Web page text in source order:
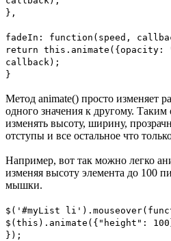
},
fadeIn: function(speed,
return this.animate({opacity:
callback);
}
Метод animate() просто изменяет
одного значения к другому.
изменять высоту, ширину,
отступы и все остальное что
Например, вот так можно легко
изменяя высоту элемента до 100
мышки.
$('#myList
$(this).animate({"height":
});